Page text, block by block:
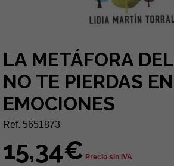
LA METÁFORA
NO TE PIERDAS
EMOCIONES
Ref. 5651873
15,34€ Precio sin IVA